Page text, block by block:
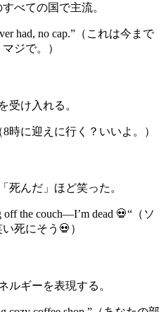
べての国で主流。
had, no cap.”（これは今まで
ジで。）
受け入れる。
8時に迎えに行く？いいよ。）
死んだ」ほど笑った。
off the couch—I’m dead 💀“（ソ
死にそう💀）
ルギーを表現する。